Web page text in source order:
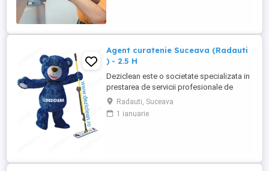
Agent curatenie Suceava (Radauti
) - 2.5 H
Deziclean este o societate specializata in
prestarea de servicii profesionale de
curatenie. Compania noastra asigura
servicii de curatenie in aproape toate
orasele mari din România. Angajam agenti
Radauti, Suceava
1 ianuarie